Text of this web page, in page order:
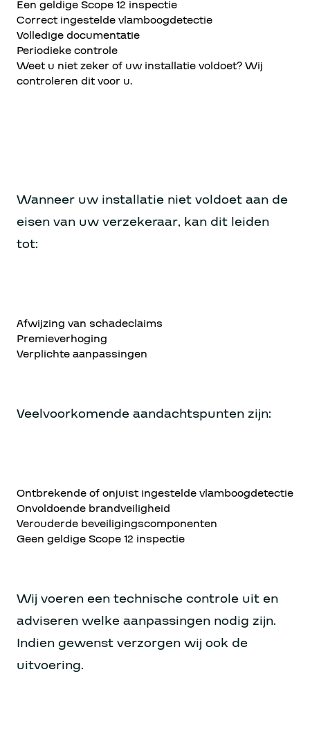
Een geldige Scope 12 inspectie
Correct ingestelde vlamboogdetectie
Volledige documentatie
Periodieke controle
Weet u niet zeker of uw installatie voldoet? Wij
controleren dit voor u.
Wanneer uw installatie niet voldoet aan de
eisen van uw verzekeraar, kan dit leiden
tot:
Afwijzing van schadeclaims
Premieverhoging
Verplichte aanpassingen
Veelvoorkomende aandachtspunten zijn:
Ontbrekende of onjuist ingestelde vlamboogdetectie
Onvoldoende brandveiligheid
Verouderde beveiligingscomponenten
Geen geldige Scope 12 inspectie
Wij voeren een technische controle uit en
adviseren welke aanpassingen nodig zijn.
Indien gewenst verzorgen wij ook de
uitvoering.